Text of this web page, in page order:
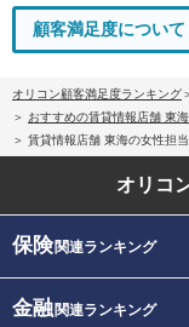
顧客満足度について
オリコン顧客満足度ランキング
おすすめの賃貸情報店舗 東
賃貸情報店舗 東海の女性担
オリコ
保険関連ランキング
金融関連ランキング